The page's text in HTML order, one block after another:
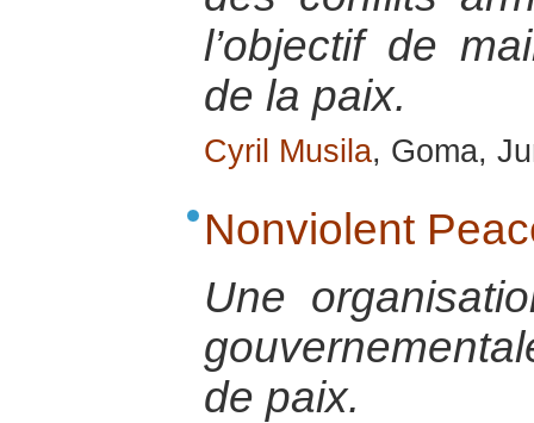
l’objectif de
de la paix.
Cyril Musila, Goma,
Nonviolent
Une
de paix.